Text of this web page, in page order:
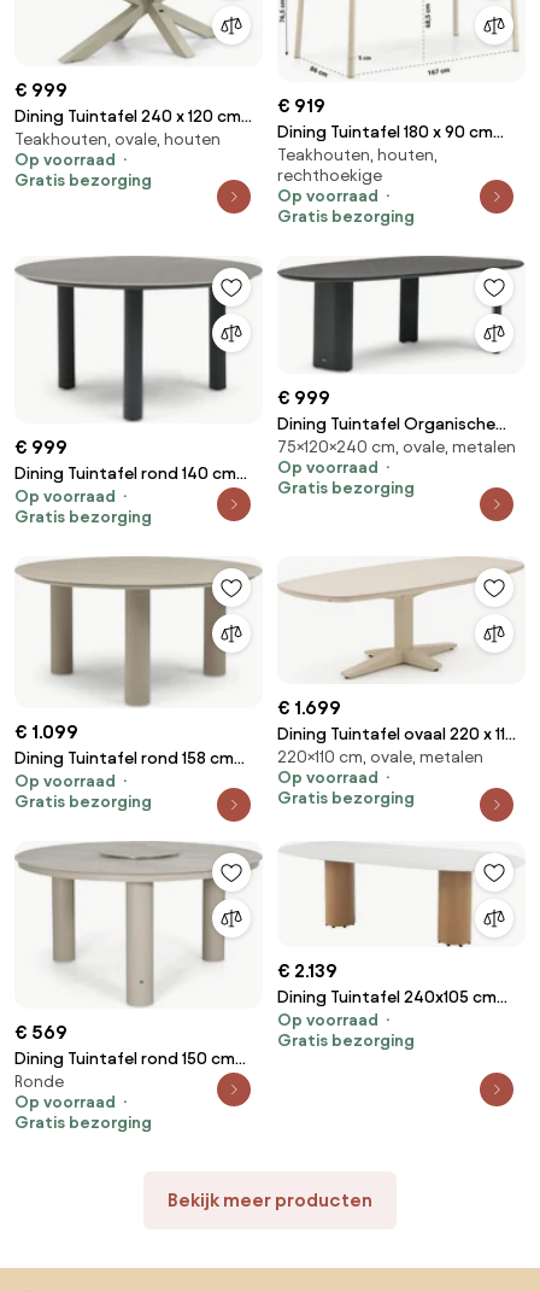
€ 999
Dining Tuintafel 240 x 120 cm
Taupe Brookline
Teakhouten, ovale, houten
Op voorraad
Gratis bezorging
€ 919
Dining Tuintafel 180 x 90 cm
Grijs Milou
Teakhouten, houten,
rechthoekige
Op voorraad
Gratis bezorging
€ 999
Dining Tuintafel rond 140 cm
Grijs Trino
Op voorraad
Gratis bezorging
€ 999
Dining Tuintafel Organische
tuintafels 240 x 120 cm Grijs
Weave
75×120×240 cm, ovale, metalen
Op voorraad
Gratis bezorging
€ 1.099
Dining Tuintafel rond 158 cm
Zand/Beige Trino
Op voorraad
Gratis bezorging
€ 1.699
Dining Tuintafel ovaal 220 x 110
cm Taupe Zanzibar
220×110 cm, ovale, metalen
Op voorraad
Gratis bezorging
€ 569
Dining Tuintafel rond 150 cm
met lazy susan Zand/Beige
Arancia
Ronde
Op voorraad
Gratis bezorging
€ 2.139
Dining Tuintafel 240x105 cm
Aluminium/Ceramic stone
Taupe Colorado
Op voorraad
Gratis bezorging
Bekijk meer producten